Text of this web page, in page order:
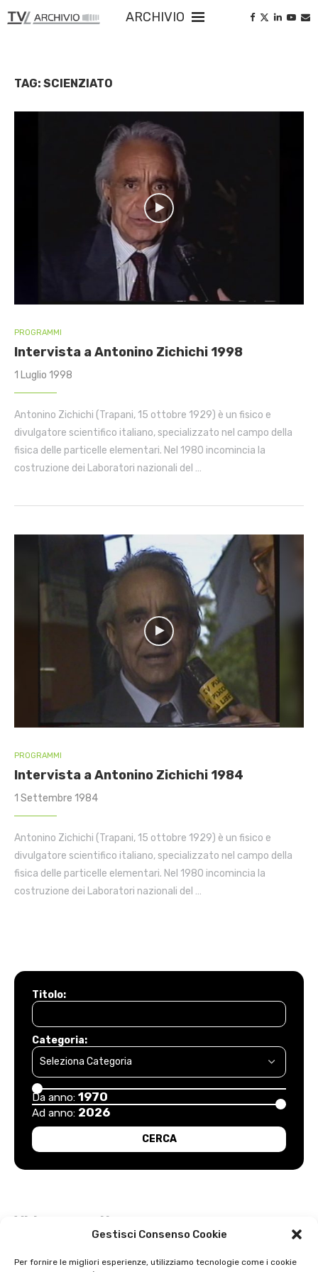
Gestisci Consenso Cookie
Per fornire le migliori esperienze, utilizziamo tecnologie come i cookie
ARCHIVIO
TAG: SCIENZIATO
PROGRAMMI
Intervista a Antonino Zichichi 1998
1 Luglio 1998
Antonino Zichichi (Trapani, 15 ottobre 1929) è un fisico e
divulgatore scientifico italiano, specializzato nel campo della
fisica delle particelle elementari. Nel 1980 incomincia la
costruzione dei Laboratori nazionali del …
PROGRAMMI
Intervista a Antonino Zichichi 1984
1 Settembre 1984
Antonino Zichichi (Trapani, 15 ottobre 1929) è un fisico e
divulgatore scientifico italiano, specializzato nel campo della
fisica delle particelle elementari. Nel 1980 incomincia la
costruzione dei Laboratori nazionali del …
Titolo:
Categoria:
Da anno: 1970
Ad anno: 2026
Video recenti